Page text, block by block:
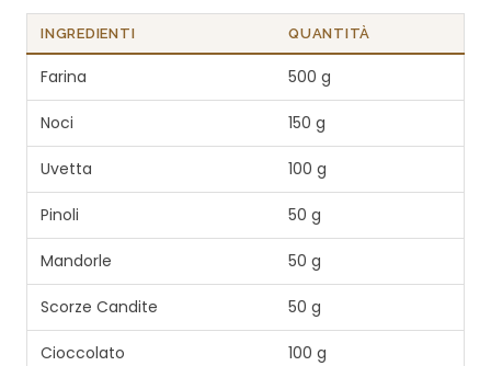
INGREDIENTI QUANTITÀ
Farina 500 g
Noci 150 g
Uvetta 100 g
Pinoli 50 g
Mandorle 50 g
Scorze Candite 50 g
Cioccolato 100 g